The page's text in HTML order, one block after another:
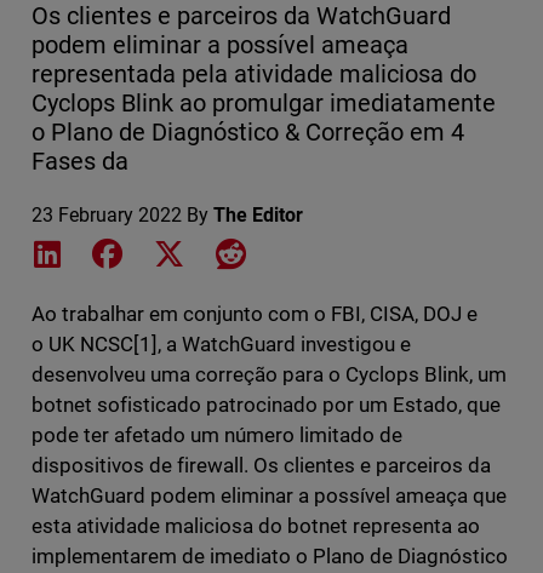
Os clientes e parceiros da WatchGuard
podem eliminar a possível ameaça
representada pela atividade maliciosa do
Cyclops Blink ao promulgar imediatamente
o Plano de Diagnóstico & Correção em 4
Fases da
23 February 2022 By The Editor
Share on LinkedIn
Share on Facebook
Share on XShare on Reddit
Ao trabalhar em conjunto com o FBI, CISA, DOJ e
o UK NCSC[1], a WatchGuard investigou e
desenvolveu uma correção para o Cyclops Blink, um
botnet sofisticado patrocinado por um Estado, que
pode ter afetado um número limitado de
dispositivos de firewall. Os clientes e parceiros da
WatchGuard podem eliminar a possível ameaça que
esta atividade maliciosa do botnet representa ao
implementarem de imediato o Plano de Diagnóstico